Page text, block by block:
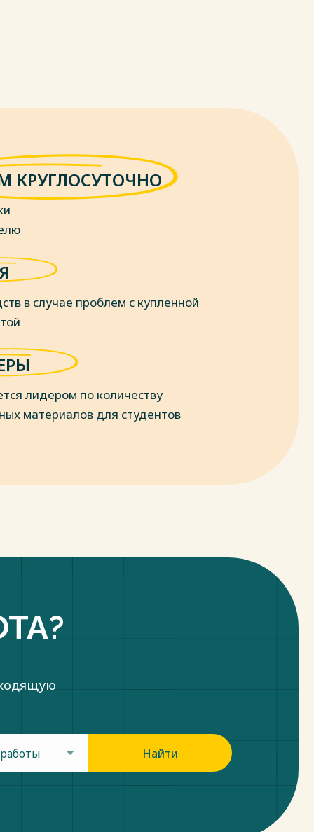
КРУГЛОСУТОЧНО
в случае проблем с купленной
лидером по количеству
материалов для студентов
Найти